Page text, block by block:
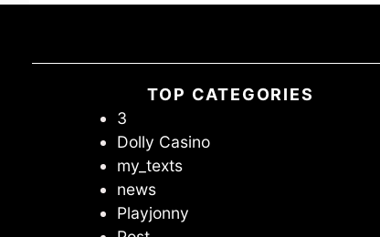
TOP CATEGORIES
3
Dolly Casino
my_texts
news
Playjonny